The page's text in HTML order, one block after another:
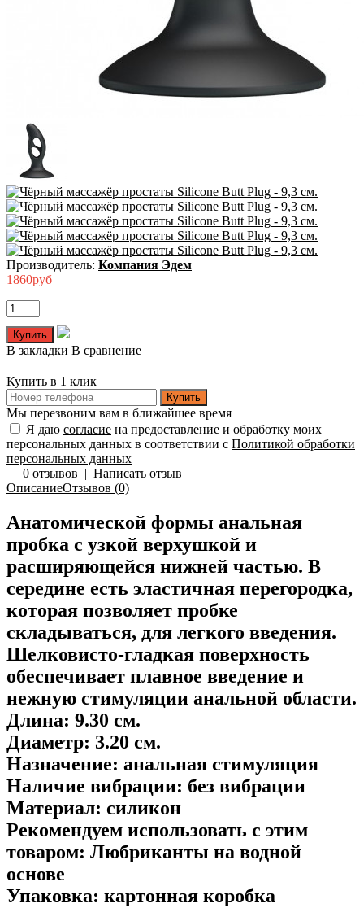
Производитель: Компания Эдем
1860руб
В закладки В сравнение
Купить в 1 клик
Купить
Мы перезвоним вам в ближайшее время
Я даю согласие на предоставление и обработку моих
персональных данных в соответствии с Политикой обработки
персональных данных
0 отзывов | Написать отзыв
ОписаниеОтзывов (0)
Анатомической формы анальная
пробка с узкой верхушкой и
расширяющейся нижней частью. В
середине есть эластичная перегородка,
которая позволяет пробке
складываться, для легкого введения.
Шелковисто-гладкая поверхность
обеспечивает плавное введение и
нежную стимуляции анальной области.
Длина: 9.30 см.
Диаметр: 3.20 см.
Назначение: анальная стимуляция
Наличие вибрации: без вибрации
Материал: силикон
Рекомендуем использовать с этим
товаром: Любриканты на водной
основе
Упаковка: картонная коробка